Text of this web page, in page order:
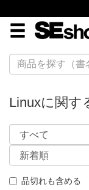
Linuxに関す
品切れも含める